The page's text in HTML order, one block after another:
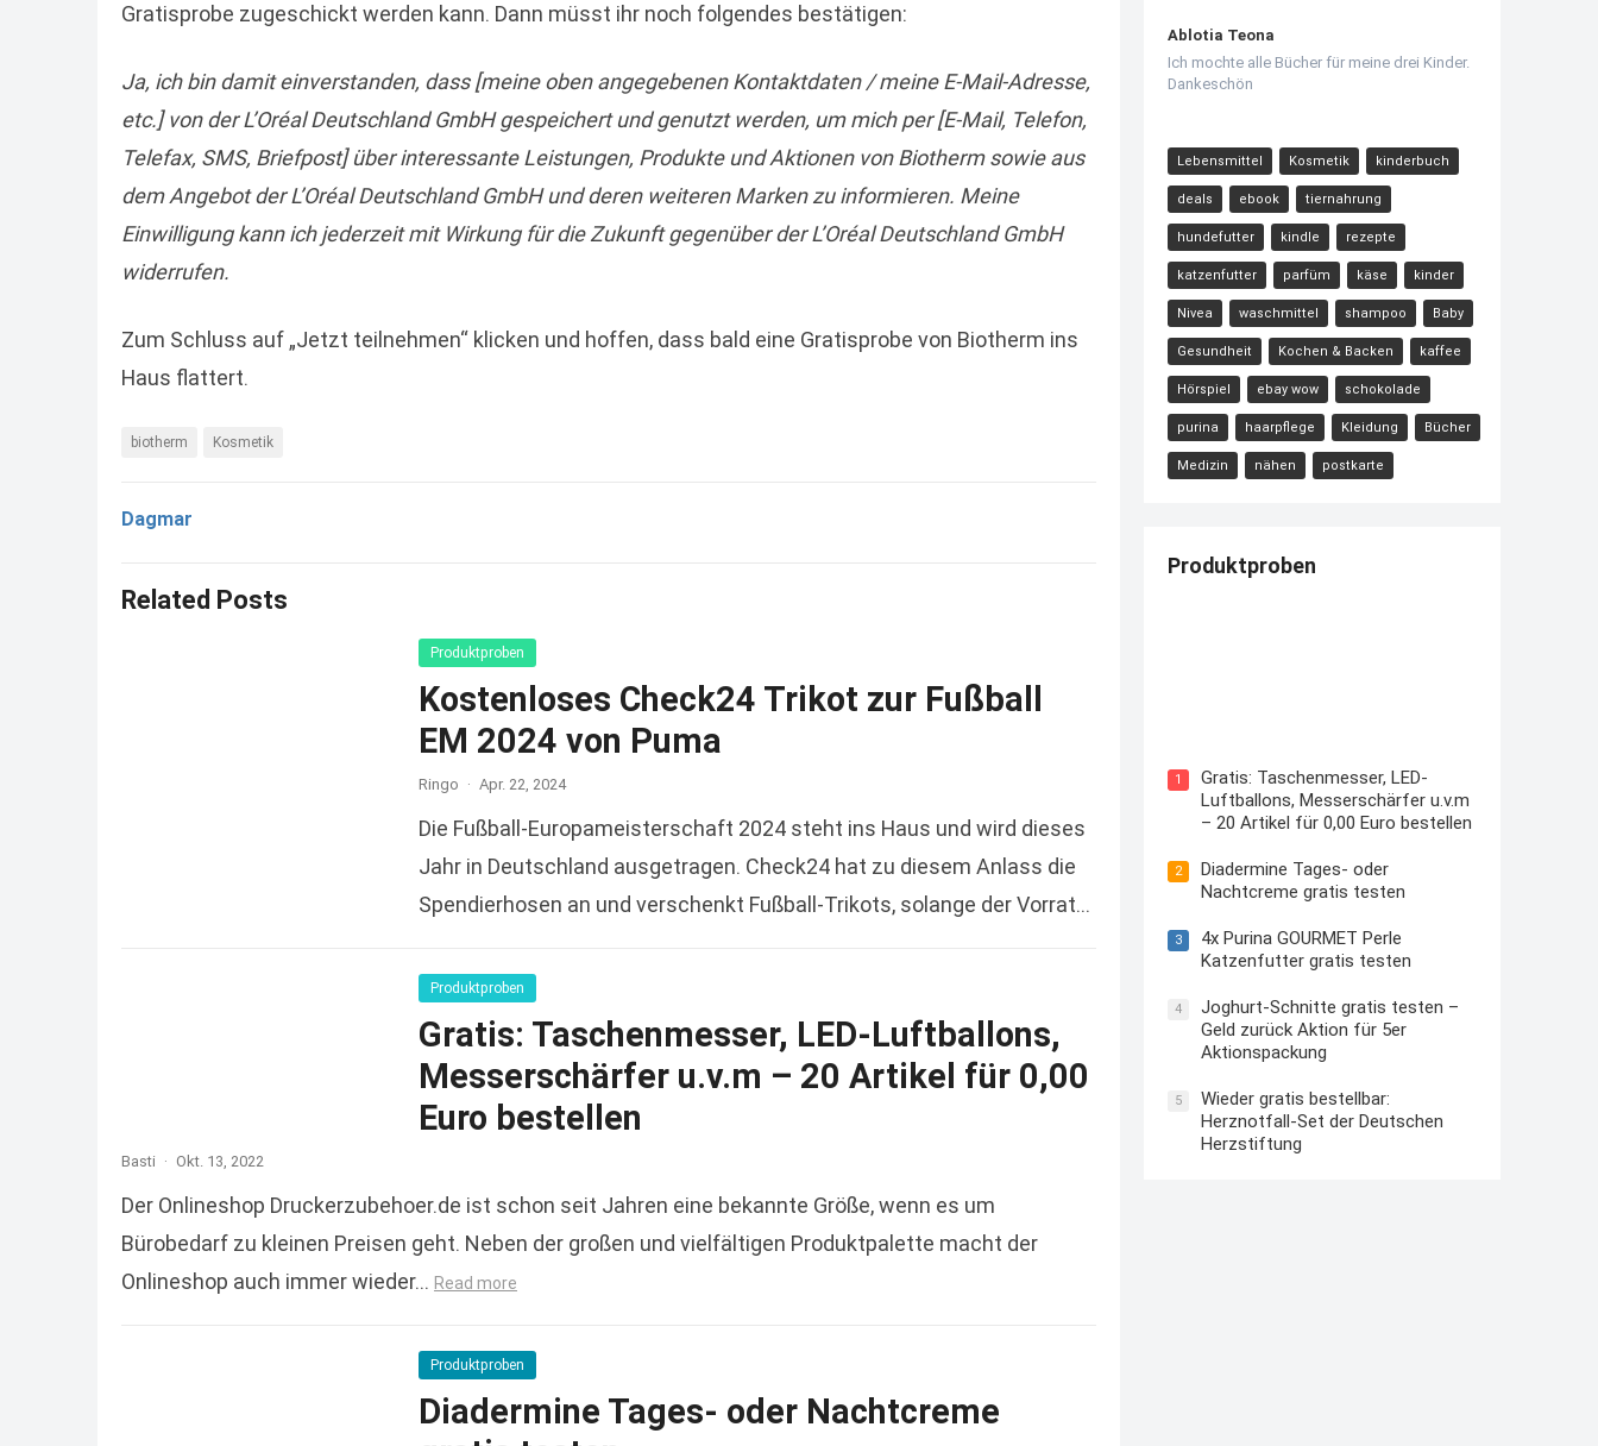
Gratisprobe zugeschickt werden kann. Dann müsst ihr noch folgendes bestätigen:
Ja, ich bin damit einverstanden, dass [meine oben angegebenen Kontaktdaten / meine E-Mail-Adresse,
etc.] von der L’Oréal Deutschland GmbH gespeichert und genutzt werden, um mich per [E-Mail, Telefon,
Telefax, SMS, Briefpost] über interessante Leistungen, Produkte und Aktionen von Biotherm sowie aus
dem Angebot der L’Oréal Deutschland GmbH und deren weiteren Marken zu informieren. Meine
Einwilligung kann ich jederzeit mit Wirkung für die Zukunft gegenüber der L’Oréal Deutschland GmbH
widerrufen.
Zum Schluss auf „Jetzt teilnehmen“ klicken und hoffen, dass bald eine Gratisprobe von Biotherm ins
Haus flattert.
biotherm Kosmetik
Dagmar
Related Posts
Produktproben
Kostenloses Check24 Trikot zur Fußball
EM 2024 von Puma
Ringo · Apr. 22, 2024
Die Fußball-Europameisterschaft 2024 steht ins Haus und wird dieses
Jahr in Deutschland ausgetragen. Check24 hat zu diesem Anlass die
Spendierhosen an und verschenkt Fußball-Trikots, solange der Vorrat
Produktproben
Gratis: Taschenmesser, LED-Luftballons,
Messerschärfer u.v.m – 20 Artikel für 0,00
Euro bestellen
Basti · Okt. 13, 2022
Der Onlineshop Druckerzubehoer.de ist schon seit Jahren eine bekannte Größe, wenn es um
Bürobedarf zu kleinen Preisen geht. Neben der großen und vielfältigen Produktpalette macht der
Onlineshop auch immer wieder… Read more
Produktproben
Diadermine Tages- oder Nachtcreme
Ablotia Teona
Ich mochte alle Bücher für meine drei Kinder.
Dankeschön
Lebensmittel Kosmetik kinderbuch
deals ebook tiernahrung
hundefutter kindle rezepte
katzenfutter parfüm käse kinder
Nivea waschmittel shampoo Baby
Gesundheit Kochen & Backen kaffee
Hörspiel ebay wow schokolade
purina haarpflege Kleidung Bücher
Medizin nähen postkarte
Produktproben
1
Gratis: Taschenmesser, LED-
Luftballons, Messerschärfer u.v.m
– 20 Artikel für 0,00 Euro bestellen
2
Diadermine Tages- oder
Nachtcreme gratis testen
3
4x Purina GOURMET Perle
Katzenfutter gratis testen
4
Joghurt-Schnitte gratis testen –
Geld zurück Aktion für 5er
Aktionspackung
5
Wieder gratis bestellbar:
Herznotfall-Set der Deutschen
Herzstiftung